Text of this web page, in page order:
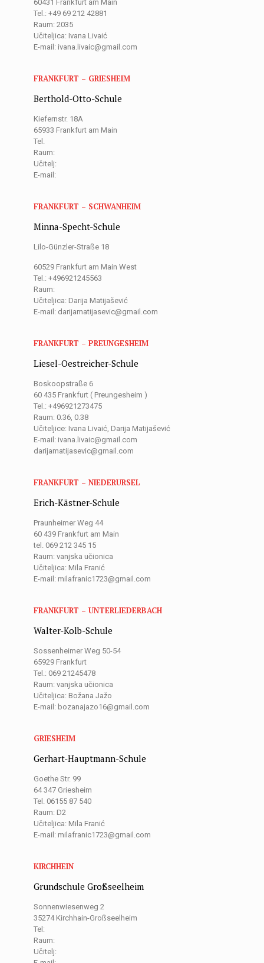
60431 Frankfurt am Main
Tel.: +49 69 212 42881
Raum: 2035
Učiteljica: Ivana Livaić
E-mail: ivana.livaic@gmail.com
FRANKFURT – GRIESHEIM
Berthold-Otto-Schule
Kiefernstr. 18A
65933 Frankfurt am Main
Tel.
Raum:
Učitelj:
E-mail:
FRANKFURT – SCHWANHEIM
Minna-Specht-Schule
Lilo-Günzler-Straße 18
60529 Frankfurt am Main West
Tel.: +496921245563
Raum:
Učiteljica: Darija Matijašević
E-mail: darijamatijasevic@gmail.com
FRANKFURT – PREUNGESHEIM
Liesel-Oestreicher-Schule
Boskoopstraße 6
60 435 Frankfurt ( Preungesheim )
Tel.: +496921273475
Raum: 0.36, 0.38
Učiteljice: Ivana Livaić, Darija Matijašević
E-mail: ivana.livaic@gmail.com
darijamatijasevic@gmail.com
FRANKFURT – NIEDERURSEL
Erich-Kästner-Schule
Praunheimer Weg 44
60 439 Frankfurt am Main
tel. 069 212 345 15
Raum: vanjska učionica
Učiteljica: Mila Franić
E-mail: milafranic1723@gmail.com
FRANKFURT – UNTERLIEDERBACH
Walter-Kolb-Schule
Sossenheimer Weg 50-54
65929 Frankfurt
Tel.: 069 21245478
Raum: vanjska učionica
Učiteljica: Božana Jažo
E-mail: bozanajazo16@gmail.com
GRIESHEIM
Gerhart-Hauptmann-Schule
Goethe Str. 99
64 347 Griesheim
Tel. 06155 87 540
Raum: D2
Učiteljica: Mila Franić
E-mail: milafranic1723@gmail.com
KIRCHHEIN
Grundschule Großseelheim
Sonnenwiesenweg 2
35274 Kirchhain-Großseelheim
Tel:
Raum:
Učitelj: